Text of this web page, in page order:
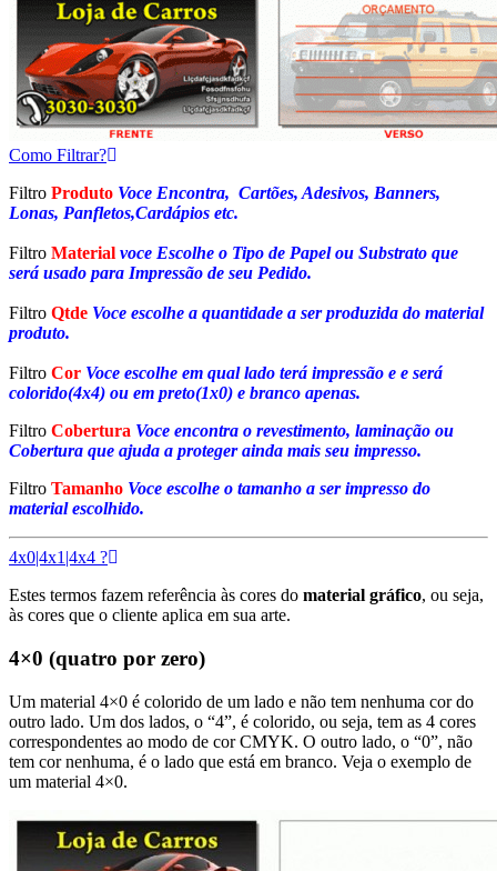
Como Filtrar?
Filtro Produto Voce Encontra, Cartões, Adesivos, Banners,
Lonas, Panfletos,Cardápios etc.
Filtro Material voce Escolhe o Tipo de Papel ou Substrato que
será usado para Impressão de seu Pedido.
Filtro Qtde Voce escolhe a quantidade a ser produzida do material
produto.
Filtro Cor Voce escolhe em qual lado terá impressão e e será
colorido(4x4) ou em preto(1x0) e branco apenas.
Filtro Cobertura Voce encontra o revestimento, laminação ou
Cobertura que ajuda a proteger ainda mais seu impresso.
Filtro Tamanho Voce escolhe o tamanho a ser impresso do
material escolhido.
4x0|4x1|4x4 ?
Estes termos fazem referência às cores do material gráfico, ou seja,
às cores que o cliente aplica em sua arte.
4×0 (quatro por zero)
Um material 4×0 é colorido de um lado e não tem nenhuma cor do
outro lado. Um dos lados, o “4”, é colorido, ou seja, tem as 4 cores
correspondentes ao modo de cor CMYK. O outro lado, o “0”, não
tem cor nenhuma, é o lado que está em branco. Veja o exemplo de
um material 4×0.